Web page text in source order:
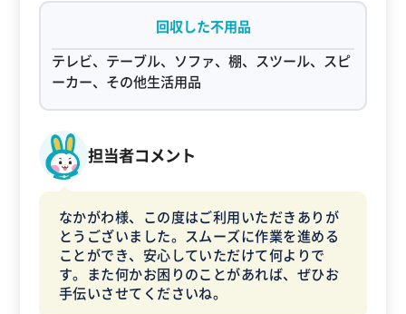
回収した不用品
テレビ、テーブル、ソファ、棚、スツール、スピ
ーカー、その他生活用品
担当者コメント
なかがわ様、この度はご利用いただきありが
とうございました。スムーズに作業を進める
ことができ、安心していただけて何よりで
す。また何かお困りのことがあれば、ぜひお
手伝いさせてくださいね。